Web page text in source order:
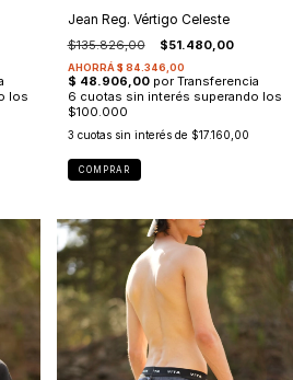
Jean Reg. Vértigo Celeste
$135.826,00 $51.480,00
3 cuotas sin interés de $17.160,00
COMPRAR